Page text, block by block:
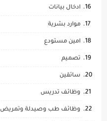
ادخال بيانات
موارد بشرية
امين مستودع
تصميم
سائقين
وظائف تدريس
وظائف طب وصيدلة وتمريض